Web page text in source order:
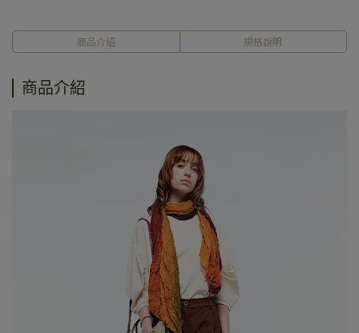
商品介紹 規格說明
商品介紹